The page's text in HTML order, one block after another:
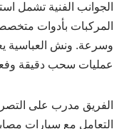
الجوانب الفنية تشمل
المركبات بأدوات
وسرعة. ونش العباسية
عمليات سحب دقيقة
الفريق مدرب على
التعامل مع سيارات